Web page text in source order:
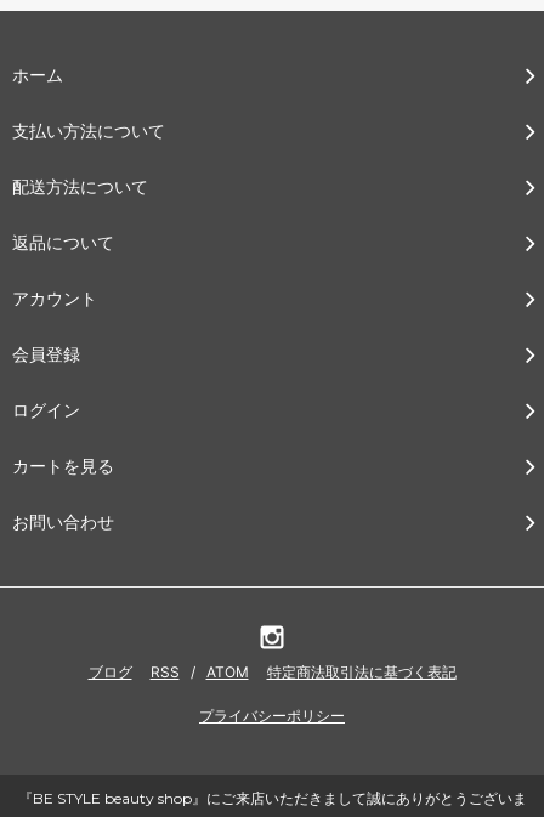
ホーム
支払い方法について
配送方法について
返品について
アカウント
会員登録
ログイン
カートを見る
お問い合わせ
ブログ RSS / ATOM 特定商法取引法に基づく表記
プライバシーポリシー
『BE STYLE beauty shop』にご来店いただきまして誠にありがとうございま